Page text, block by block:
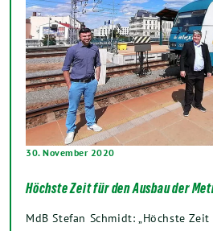
30. November 2020
Höchste Zeit für den Ausbau der
MdB Stefan Schmidt: „Höchste